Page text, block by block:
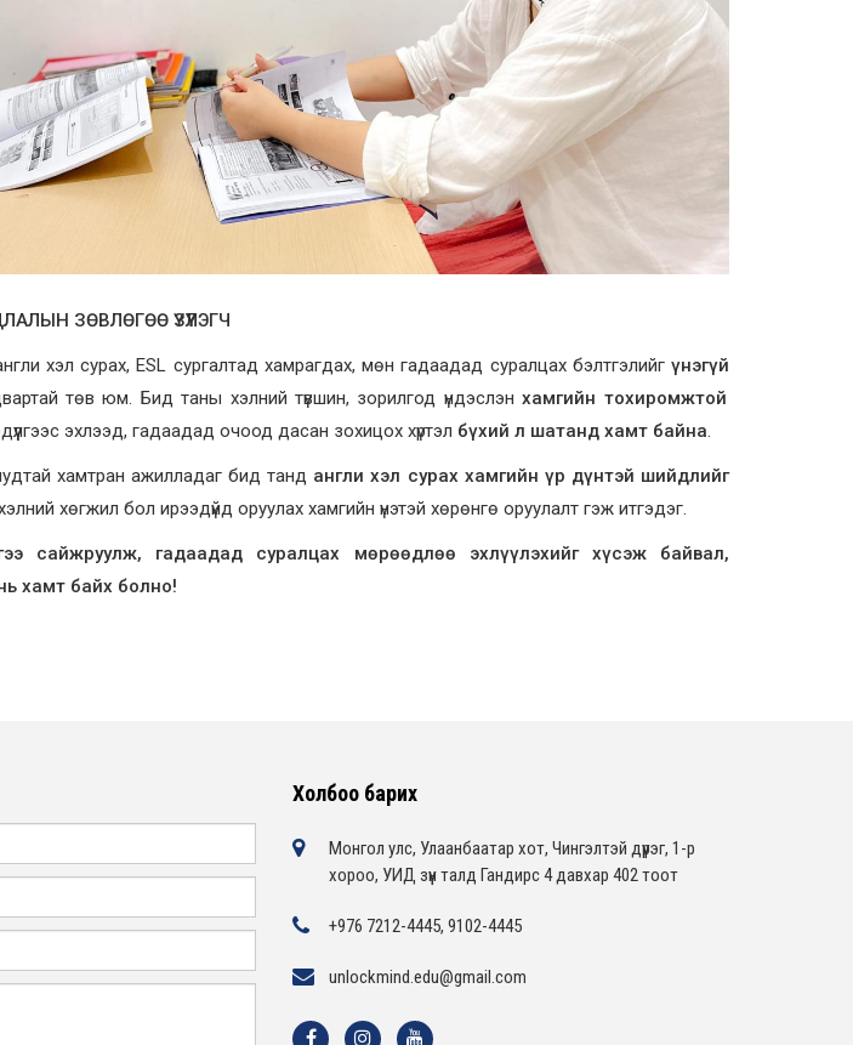
ЗӨВЛӨГӨӨ ҮЗҮҮЛЭГЧ
хэл сурах, ESL сургалтад хамрагдах, мөн гадаадад суралцах бэлтгэлийг үнэгүй
төв юм. Бид таны хэлний түвшин, зорилгод үндэслэнхамгийн тохиромжтой
эхлээд, гадаадад очоод дасан зохицох хүртэл бүхий л шатанд хамт байна.
хамтран ажилладаг бид танд англи хэл сурах хамгийн үр дүнтэй шийдлийг
хөгжил бол ирээдүйд оруулах хамгийн үнэтэй хөрөнгө оруулалт гэж итгэдэг.
сайжруулж, гадаадад суралцах мөрөөдлөө эхлүүлэхийг хүсэж байвал,
хамт байх болно!
Холбоо барих
Монгол улс, Улаанбаатар хот, Чингэлтэй дүүрэг, 1-р
хороо, УИД зүүн талд Гандирс 4 давхар 402 тоот
+976 7212-4445, 9102-4445
unlockmind.edu@gmail.com